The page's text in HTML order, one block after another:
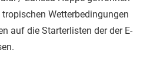
Wetterbedingungen
auf die Starterlisten der der E-